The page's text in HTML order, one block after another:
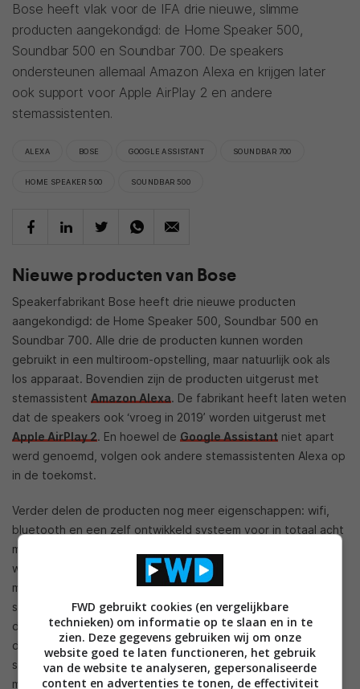
Bose heeft vlak voor de IFA drie nieuwe, slimme
producten aangekondigd: de Home Speaker 500,
Soundbar 500 en Soundbar 700. De speakers
ondersteunen allemaal Amazon Alexa en krijgen later
ook support voor Apple AirPlay 2 en andere
stemassistenten.
ALEXA BOSE GOOGLE ASSISTANT SOUNDBAR 700
HOME SPEAKER 500 SOUNDBAR 500
Nieuwe producten van Bose
Speakerfabrikant Bose heeft drie nieuwe producten
aangekondigd: de Home Speaker 500, Soundbar 500 en
Soundbar 700. Alle drie de producten kunnen worden
gebruikt in een multiroom-opstelling, maar natuurlijk ook als
los apparaat. Bovendien zijn de producten uitgerust met
stemassistent Amazon Alexa. De fabrikant heeft laten weten
dat de speakers ook ‘vroeg in 2019’ worden uitgerust met
Apple AirPlay 2. En hoewel de Google Assistant niet apart
werd genoemd, volgen ook andere stemassistenten Alexa op
in de toekomst.
Verder delen de producten nog meer eigenschappen: wifi,
bluetooth en een zelf ontwikkeld systeem voor in totaal acht
microfoons. Daardoor kan er van dichtbij, maar ook van ver
worden gesproken met de apparaten, zelfs wanneer de
muziek hard staan. Bose laat ook nog weten dat er een
stereogeluid uit de Home Speaker 500 komt, waardoor je er
dus geen tweede speaker aan hoeft te koppelen (zoals je
dat wel met doen met deHomePod van Apple). De
soundbars beschikt over hdmi arc en draadloze sub en
mogelijke achterspeakers.
FWD gebruikt cookies (en vergelijkbare
technieken) om informatie op te slaan en in te
zien. Deze gegevens gebruiken wij om onze
website goed te laten functioneren, het gebruik
van de website te analyseren, gepersonaliseerde
content en advertenties te tonen, de effectiviteit